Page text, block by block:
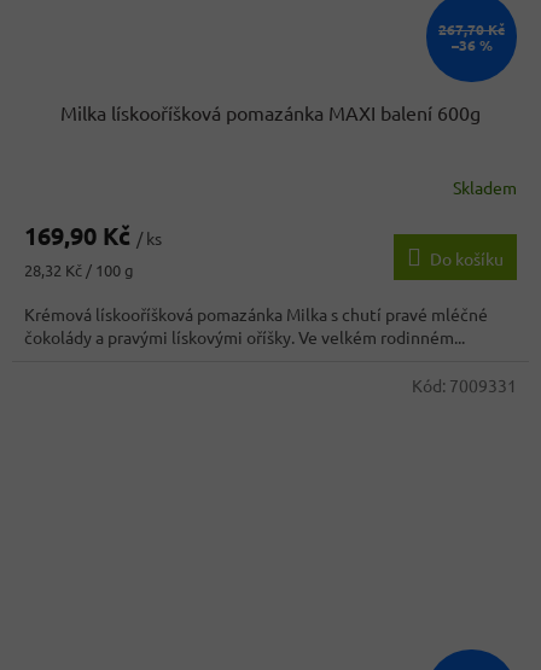
267,70 Kč
–36 %
Milka lískooříšková pomazánka MAXI balení 600g
produktu
3,9
z
5
hvězdiček.
Skladem
169,90 Kč / ks
Měrná
28,32 Kč / 100 g
Do košíku
Krémová lískooříšková pomazánka Milka s chutí pravé mléčné
čokolády a pravými lískovými oříšky. Ve velkém rodinném...
Kód: 7009331